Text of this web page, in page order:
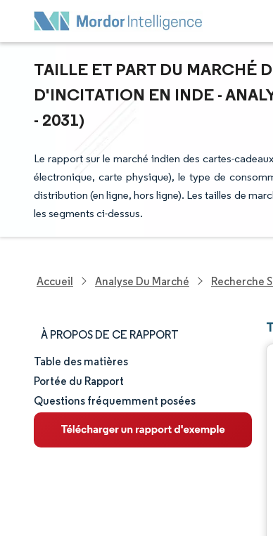
TAILLE ET PART DU MARCHÉ
D'INCITATION EN INDE -
- 2031)
Le rapport sur le marché indien des cartes-
électronique, carte physique), le type de
distribution (en ligne, hors ligne). Les tailles de
les segments ci-dessus.
Accueil Analyse Du Marché Recherche
À PROPOS DE CE RAPPORT
Taille et part de marché
Analyse du marché
Tendances et perspectives
Table des matières
Portée du Rapport
Questions fréquemment posées